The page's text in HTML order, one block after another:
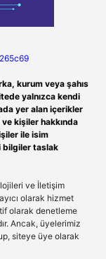
kurum veya şahıs
yalnızca kendi
yer alan içerikler
kişiler hakkında
ile isim
bilgiler taslak
ve İletişim
olarak hizmet
olarak denetleme
Ancak, üyelerimiz
siteye üye olarak